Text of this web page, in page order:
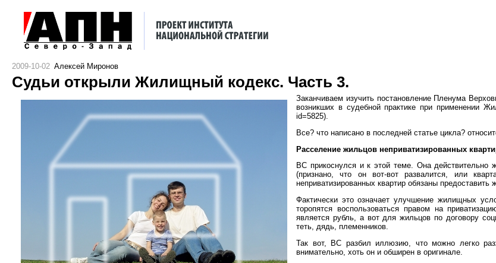
2009-10-02 Алексей Миронов
Судьи открыли Жилищный кодекс. Часть 3.
Заканчиваем изучить постановление Пленума
возникших в судебной практике при применении
id=5825).
Все? что написано в последней статье цикла?
Расселение жильцов неприватизированных
ВС прикоснулся и к этой теме. Она
(признано, что он вот-вот развалится, или
неприватизированных квартир обязаны
Фактически это означает улучшение жилищных
торопятся воспользоваться правом на
является рубль, а вот для жильцов по договору
теть, дядь, племенников.
Так вот, ВС разбил иллюзию, что можно легко
внимательно, хоть он и обширен в оригинале.